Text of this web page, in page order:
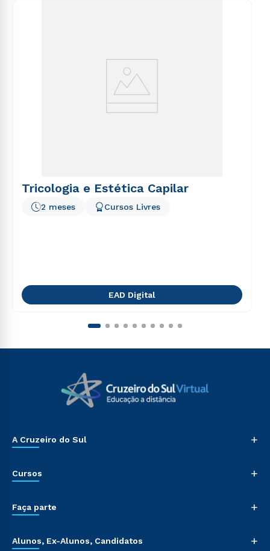
Tricologia e Estética Capilar
2 meses Cursos Livres
EAD Digital
A Cruzeiro do Sul +
Cursos +
Faça parte +
Alunos, Ex-Alunos, Candidatos +